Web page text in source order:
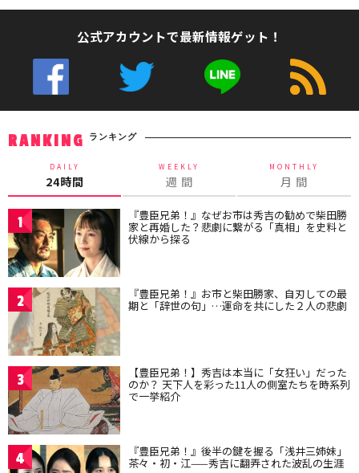
公式アカウントで最新情報ゲット！
RANKING ランキング
DAILY
24時間
WEEKLY
週 間
MONTHLY
月 間
1 『豊臣兄弟！』なぜお市は秀吉の勧めで柴田勝
家と再婚した？悲劇に繋がる「真相」を史料と
伏線から探る
2 『豊臣兄弟！』お市と柴田勝家、自刃しての最
期と「辞世の句」…運命を共にした２人の悲劇
3 【豊臣兄弟！】秀吉は本当に「女狂い」だった
のか？ 天下人を彩った11人の側室たちを時系列
で一挙紹介
4 『豊臣兄弟！』後半の鍵を握る「浅井三姉妹」
茶々・初・江——秀吉に翻弄された波乱の生涯